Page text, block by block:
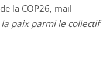
la COP26, mail
paix parmi le collectif